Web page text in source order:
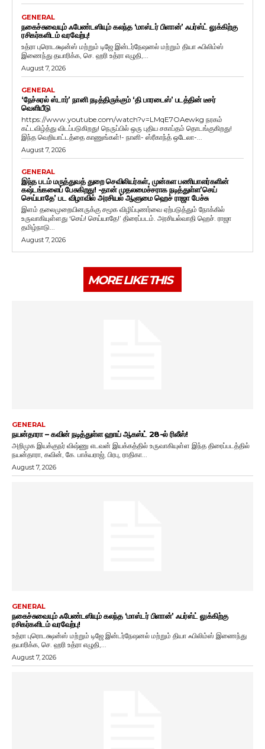
GENERAL
நகைச்சுவையும் ஃபேண்டஸியும் கலந்த ‘மாஸ்டர் பிளான்’ ஃபர்ஸ்ட் லுக்கிற்கு
ரசிகர்களிடம் வரவேற்பு!
உத்ரா புரொடக்ஷன்ஸ் மற்றும் டிஜே இன்டர்நேஷனல் மற்றும் தியா ஃபிலிம்ஸ்
இணைந்து தயாரிக்க, செ. ஹரி உத்ரா எழுதி,...
August 7, 2026
GENERAL
‘நேச்சுரல் ஸ்டார்’ நானி நடித்திருக்கும் ‘தி பாரடைஸ்’ படத்தின் டீசர்
வெளியீடு
https://www.youtube.com/watch?v=LMqE7OAewkg நரகம்
கட்டவிழ்த்து விடப்படுகிறது! நெருப்பில் ஒரு புதிய சகாப்தம் தொடங்குகிறது!
இந்த வெறியாட்டத்தை காணுங்கள்!- நானி- ஸ்ரீகாந்த் ஒடேலா-...
August 7, 2026
GENERAL
இந்த படம் மருத்துவத் துறை செவிலியர்கள், முன்கள பணியாளர்களின்
கஷ்டங்களைப் பேசுகிறது! -தான் முதலமைச்சராக நடித்துள்ள’செய்
செய்யாதே’ பட விழாவில் அரசியல் ஆளுமை ஹெச் ராஜா பேச்சு
இளம் தலைமுறையினருக்கு சமூக விழிப்புணர்வை ஏற்படுத்தும் நோக்கில்
உருவாகியுள்ளது ‘செய்! செய்யாதே!’ திரைப்படம். அரசியல்வாதி ஹெச். ராஜா
தமிழ்நாடு...
August 7, 2026
MORE LIKE THIS
GENERAL
நயன்தாரா – கவின் நடித்துள்ள ஹாய் ஆகஸ்ட் 28-ல் ரிலீஸ்!
அறிமுக இயக்குநர் விஷ்ணு எடவன் இயக்கத்தில் உருவாகியுள்ள இந்த திரைப்படத்தில்
நயன்தாரா, கவின், கே. பாக்யராஜ், பிரபு, ராதிகா...
August 7, 2026
GENERAL
நகைச்சுவையும் ஃபேண்டஸியும் கலந்த ‘மாஸ்டர் பிளான்’ ஃபர்ஸ்ட் லுக்கிற்கு
ரசிகர்களிடம் வரவேற்பு!
உத்ரா புரொடக்ஷன்ஸ் மற்றும் டிஜே இன்டர்நேஷனல் மற்றும் தியா ஃபிலிம்ஸ் இணைந்து
தயாரிக்க, செ. ஹரி உத்ரா எழுதி,...
August 7, 2026